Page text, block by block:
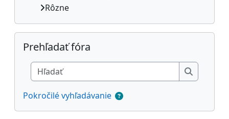
Rôzne
Preskočiť Prehľadať fóra
Prehľadať fóra
Hľadať
Hľadať
Pokročilé vyhľadávanie